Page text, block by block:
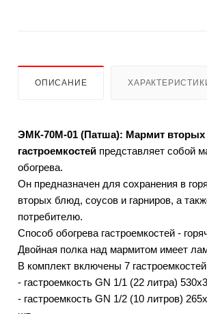
ОПИСАНИЕ
ЭМК-70М-01 (Патша): Мармит
гастроемкостей представляет собой
обогрева.
Он предназначен для сохранения в
вторых блюд, соусов и гарниров, а
потребителю.
Способ обогрева гастроемкостей -
Двойная полка над мармитом имеет
В комплект включены 7
- гастроемкость GN 1/1 (22 литра)
- гастроемкость GN 1/2 (10 литров)